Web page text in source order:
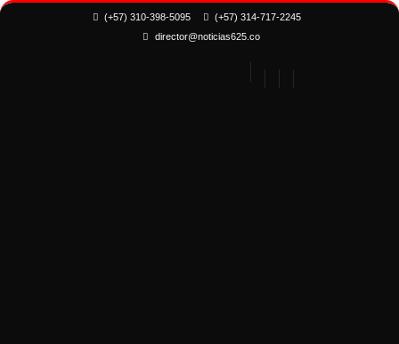
(+57) 310-398-5095
(+57) 314-717-2245
director@noticias625.co